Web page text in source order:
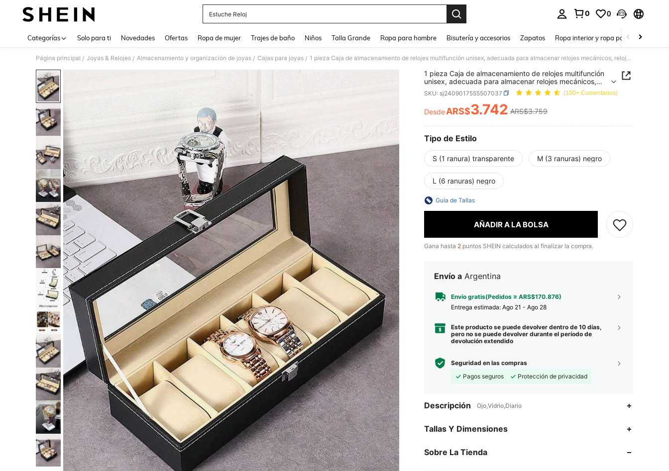
Estuche Reloj
0 0
Categorías Solo para ti Novedades Ofertas Ropa de mujer Trajes de baño Niños Talla Grande Ropa para hombre Bisutería y accesorios Zapatos Ropa interior y ropa para dormir
Página principal / Joyas & Relojes / Almacenamiento y organización de joyas / Cajas para joyas / 1 pieza Caja de almacenamiento de relojes multifunción unisex, adecuada para almacenar relojes mecánicos, relojes de cuarzo y relojes para niños.
1 pieza Caja de almacenamiento de relojes multifunción
unisex, adecuada para almacenar relojes mecánicos,
relojes de cuarzo y relojes para niños.
SKU: sj2409017555507037 (100+ Comentarios)
PRICE AND AVAILABILITY
DesdeARS$3.742 ARS$3.759
Tipo de Estilo
S (1 ranura) transparente M (3 ranuras) negro
L (6 ranuras) negro
Guía de Tallas
AÑADIR A LA BOLSA
Gana hasta 2 puntos SHEIN calculados al finalizar la compra.
Envío a Argentina
Envío gratis(Pedidos ≥ ARS$170.876)
Entrega estimada: Ago 21 - Ago 28
Este producto se puede devolver dentro de 10 días,
pero no se puede devolver durante el período de
devolución extendido
Seguridad en las compras
Pagos seguros
Protección de privacidad
Descripción Ojo,Vidrio,Diario
Tallas Y Dimensiones
Sobre La Tienda